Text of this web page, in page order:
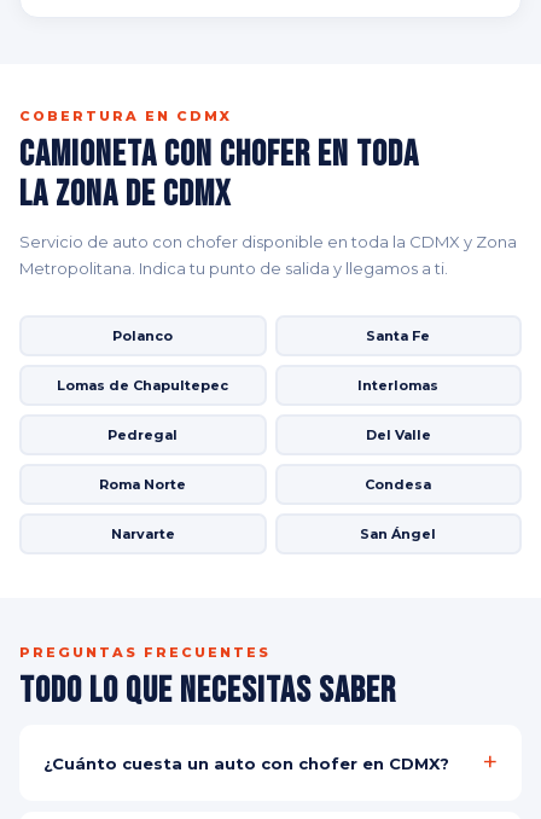
COBERTURA EN CDMX
Camioneta con Chofer en Toda
la Zona de CDMX
Servicio de auto con chofer disponible en toda la CDMX y Zona
Metropolitana. Indica tu punto de salida y llegamos a ti.
Polanco Santa Fe
Lomas de Chapultepec Interlomas
Pedregal Del Valle
Roma Norte Condesa
Narvarte San Ángel
PREGUNTAS FRECUENTES
Todo lo que Necesitas Saber
¿Cuánto cuesta un auto con chofer en CDMX?